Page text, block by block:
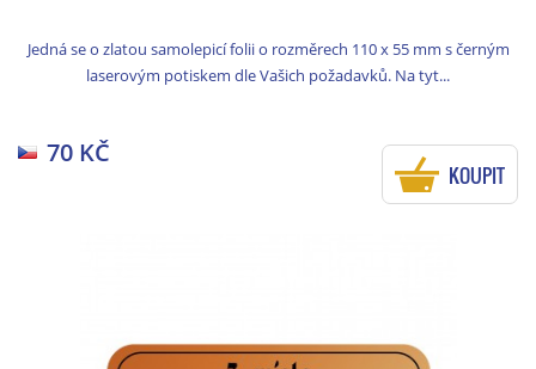
Jedná se o zlatou samolepicí folii o rozměrech 110 x 55 mm s černým
laserovým potiskem dle Vašich požadavků. Na tyt...
70 KČ
KOUPIT